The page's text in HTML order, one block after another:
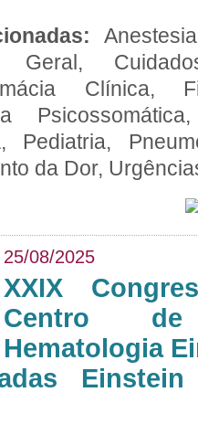
Geral,
Clínica,
Pediatria,
da Dor,
25/08/2025
XXIX
Centro
Hematologia